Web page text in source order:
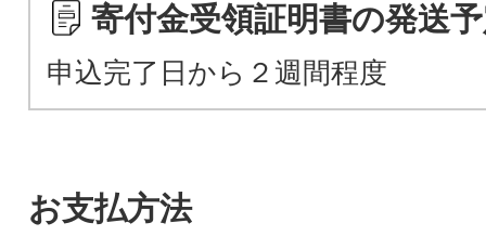
寄付金受領証明書の発送
申込完了日から２週間程度
お支払方法